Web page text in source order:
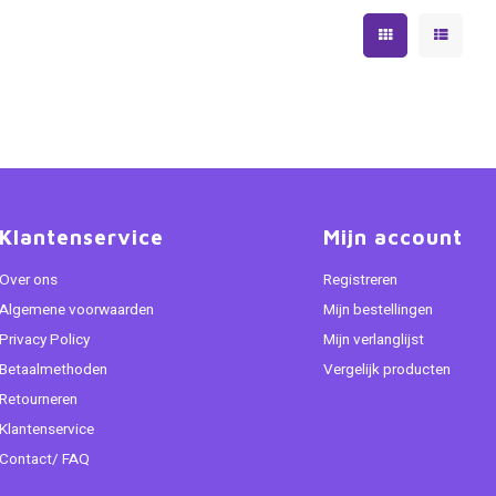
Klantenservice
Over ons
Algemene voorwaarden
Privacy Policy
Betaalmethoden
Retourneren
Klantenservice
Contact/ FAQ
Mijn account
Registreren
Mijn bestellingen
Mijn verlanglijst
Vergelijk producten